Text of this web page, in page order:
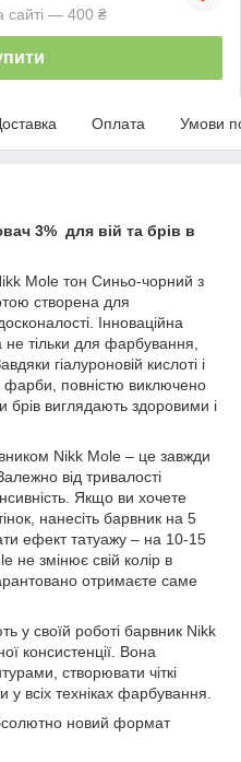
сайті — 400 ₴
Оплата Умови
3% для вій та брів в
Mole тон Синьо-чорний з
створена для
Інноваційна
тільки для фарбування,
гіалуроновій кислоті і
фарби, повністю виключено
брів виглядають здоровими і
Nikk Mole – це завжди
від тривалості
Якщо ви хочете
нанесіть барвник на 5
ефект татуажу – на 10-15
не змінює свій колір в
отримаєте саме
у своїй роботі барвник Nikk
консистенції. Вона
створювати чіткі
у всіх техніках фарбування.
новий формат